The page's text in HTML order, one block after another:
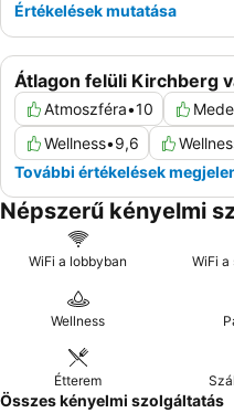
Átlagon felüli Kirchberg
Atmoszféra•10
Wellness•9,6
További értékelések
Értékelések mutatása
Népszerű kényelmi
WiFi a lobbyban WiFi
Wellness
Étterem
Összes kényelmi szolgáltatás